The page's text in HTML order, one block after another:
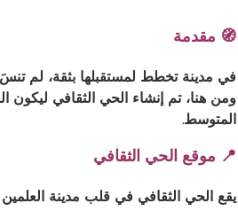
🧭 مقدمة
في مدينة تخطط لمستقبلها بثقة، لم تنسَ
ومن هنا، تم إنشاء الحي الثقافي ليكون
المتوسط.
📍 موقع الحي الثقافي
يقع الحي الثقافي في قلب مدينة العلمين